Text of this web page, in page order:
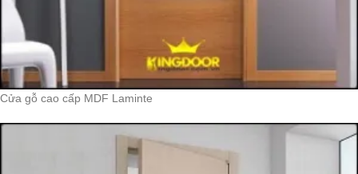
Cửa gỗ cao cấp MDF Laminte